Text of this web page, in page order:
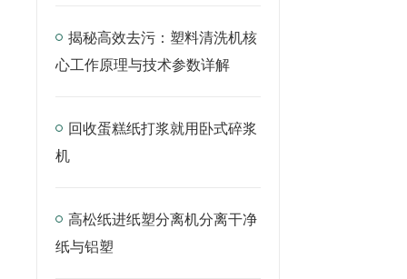
揭秘高效去污：塑料清洗机核
心工作原理与技术参数详解
回收蛋糕纸打浆就用卧式碎浆
机
高松纸进纸塑分离机分离干净
纸与铝塑